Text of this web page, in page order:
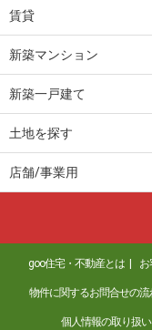
滋賀県大津市皇子が
滋賀県大津市仰木の
住 所
専有面
間取り
滋賀県湖南市菩提寺
賃貸
新築マンション
新築一戸建て
土地を探す
店舗/事業用
goo住宅・不動産とは
物件に関するお問合せの流
個人情報の取り扱